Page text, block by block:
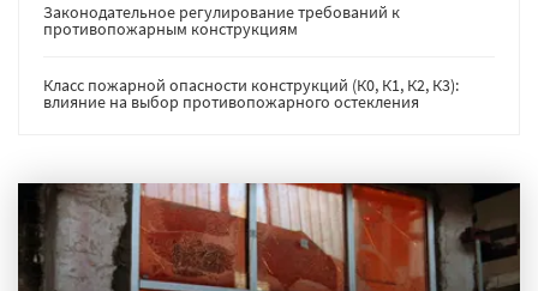
Законодательное регулирование требований к
противопожарным конструкциям
Класс пожарной опасности конструкций (К0, К1, К2, К3):
влияние на выбор противопожарного остекления